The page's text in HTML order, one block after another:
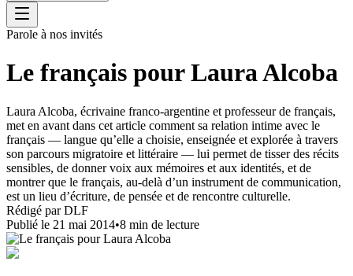
Parole à nos invités
Le français pour Laura Alcoba
Laura Alcoba, écrivaine franco-argentine et professeur de français,
met en avant dans cet article comment sa relation intime avec le
français — langue qu’elle a choisie, enseignée et explorée à travers
son parcours migratoire et littéraire — lui permet de tisser des récits
sensibles, de donner voix aux mémoires et aux identités, et de
montrer que le français, au-delà d’un instrument de communication,
est un lieu d’écriture, de pensée et de rencontre culturelle.
Rédigé parDLF
Publié le 21 mai 2014•8 min de lecture